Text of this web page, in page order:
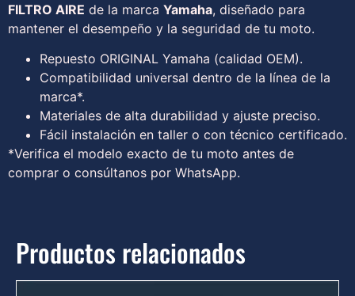
FILTRO AIRE de la marca Yamaha, diseñado para
mantener el desempeño y la seguridad de tu moto.
Repuesto ORIGINAL Yamaha (calidad OEM).
Compatibilidad universal dentro de la línea de la
marca*.
Materiales de alta durabilidad y ajuste preciso.
Fácil instalación en taller o con técnico certificado.
*Verifica el modelo exacto de tu moto antes de
comprar o consúltanos por WhatsApp.
Productos relacionados